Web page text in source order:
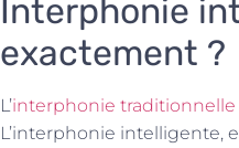
Interphonie
exactement ?
L’interphonie traditionnelle
L’interphonie intelligente,